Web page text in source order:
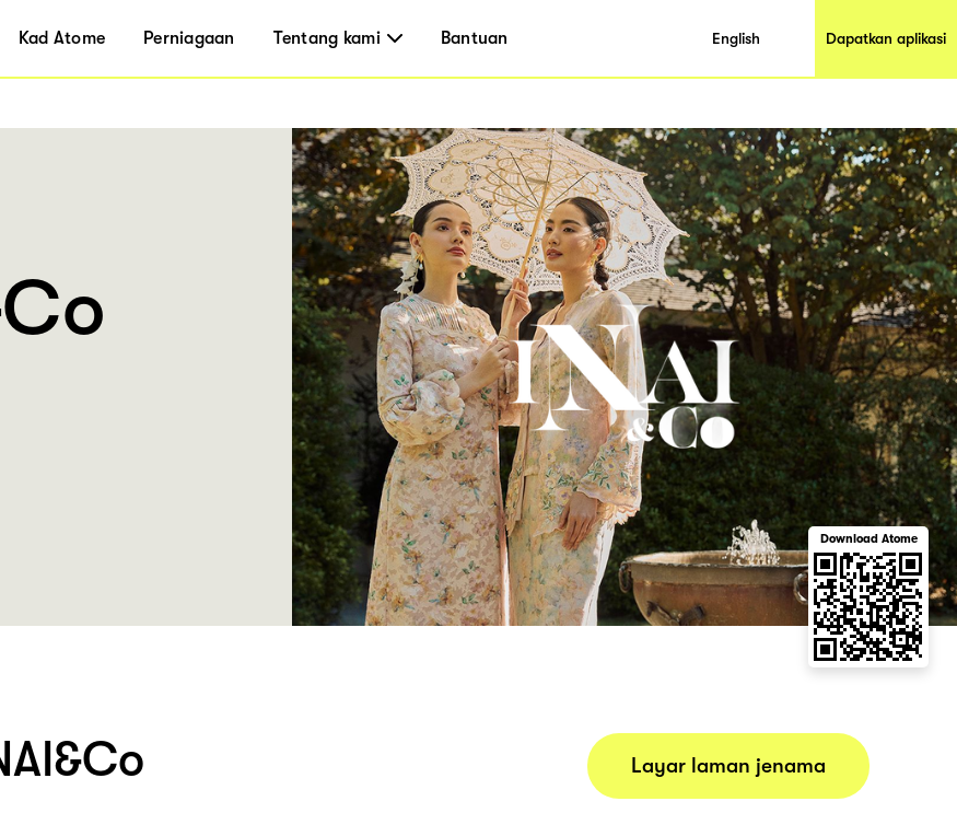
Kad Atome Perniagaan Tentang kami Bantuan English Dapatkan aplikasi
Download Atome
Layar laman jenama